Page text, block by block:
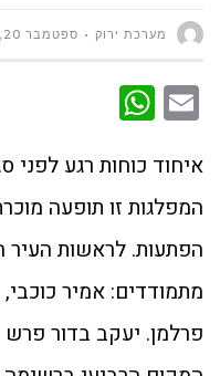
מערכת ירוק ספטמבר 20, 2023
Email
איחוד כוחות רגע לפני
המפלגות זו תופעה
הפתעות. לראשות העיר
מתמודדים: אמיר כוכבי,
פרלמן. יעקב בדור